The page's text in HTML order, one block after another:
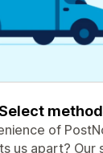
of
us apart?